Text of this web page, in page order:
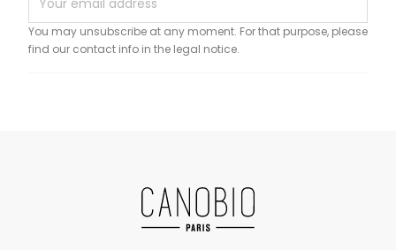
You may unsubscribe at any moment. For that purpose, please
find our contact info in the legal notice.